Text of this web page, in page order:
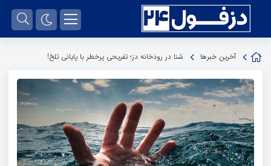
آخرین خبرها شنا در رودخانه دز؛ تفریحی پرخطر با پایانی تلخ!